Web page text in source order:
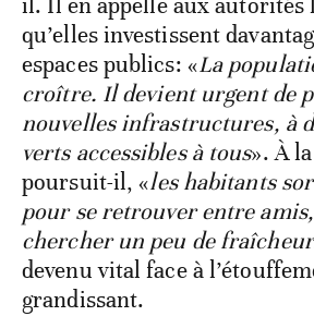
il. Il en appelle aux autorités
qu’elles investissent
espaces publics: «La
croître. Il devient urgent de
nouvelles infrastructures, à
verts accessibles à tous». À
poursuit-il, «les habitants
pour se retrouver entre
chercher un peu de
devenu vital face à
grandissant.